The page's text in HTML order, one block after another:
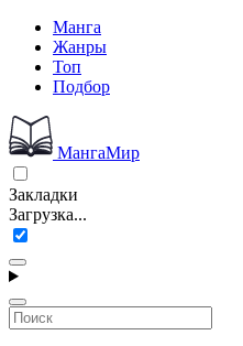
Манга
Жанры
Топ
Подбор
МангаМир
Закладки
Загрузка...